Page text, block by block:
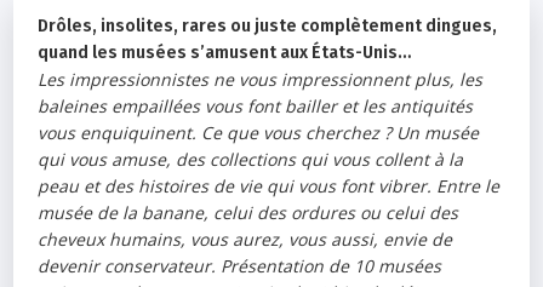
Drôles, insolites, rares ou juste complètement dingues,
quand les musées s’amusent aux États-Unis…
Les impressionnistes ne vous impressionnent plus, les
baleines empaillées vous font bailler et les antiquités
vous enquiquinent. Ce que vous cherchez ? Un musée
qui vous amuse, des collections qui vous collent à la
peau et des histoires de vie qui vous font vibrer. Entre le
musée de la banane, celui des ordures ou celui des
cheveux humains, vous aurez, vous aussi, envie de
devenir conservateur. Présentation de 10 musées